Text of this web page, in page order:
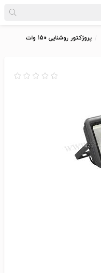
پروژکتور روشنایی 150 وات